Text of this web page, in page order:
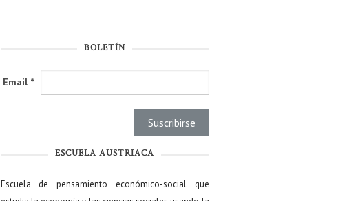
BOLETÍN
Email *
ESCUELA AUSTRIACA
Escuela de pensamiento económico-social que